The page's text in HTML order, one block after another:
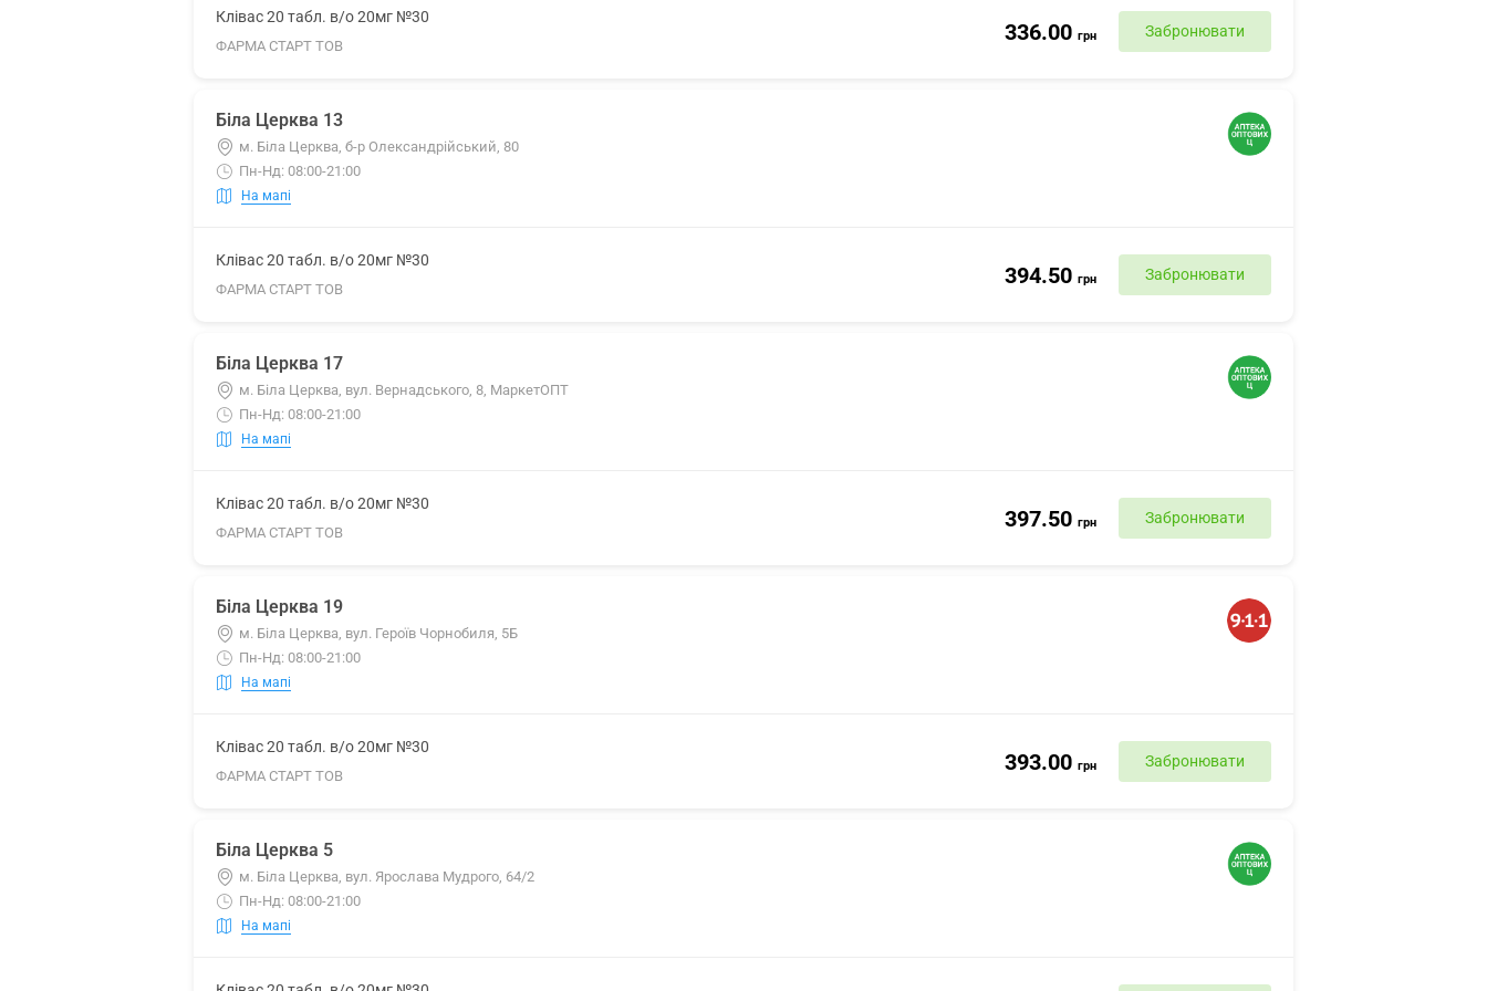
Клівас 20 табл. в/о 20мг №30
ФАРМА СТАРТ ТОВ
336.00 грн Забронювати
Біла Церква 13
м. Біла Церква, б-р Олександрійський, 80
Пн-Нд: 08:00-21:00
На мапі
Клівас 20 табл. в/о 20мг №30
ФАРМА СТАРТ ТОВ
394.50 грн Забронювати
Біла Церква 17
м. Біла Церква, вул. Вернадського, 8, МаркетОПТ
Пн-Нд: 08:00-21:00
На мапі
Клівас 20 табл. в/о 20мг №30
ФАРМА СТАРТ ТОВ
397.50 грн Забронювати
Біла Церква 19
м. Біла Церква, вул. Героїв Чорнобиля, 5Б
Пн-Нд: 08:00-21:00
На мапі
Клівас 20 табл. в/о 20мг №30
ФАРМА СТАРТ ТОВ
393.00 грн Забронювати
Біла Церква 5
м. Біла Церква, вул. Ярослава Мудрого, 64/2
Пн-Нд: 08:00-21:00
На мапі